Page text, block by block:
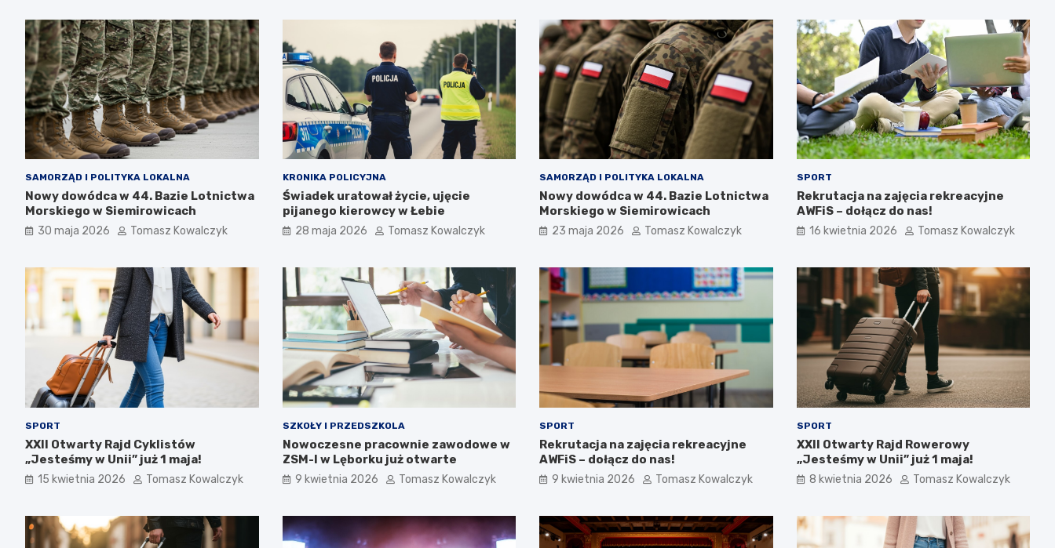
SAMORZĄD I POLITYKA LOKALNA
Nowy dowódca w 44. Bazie Lotnictwa
Morskiego w Siemirowicach
30 maja 2026 Tomasz Kowalczyk
KRONIKA POLICYJNA
Świadek uratował życie, ujęcie
pijanego kierowcy w Łebie
28 maja 2026 Tomasz Kowalczyk
SAMORZĄD I POLITYKA LOKALNA
Nowy dowódca w 44. Bazie Lotnictwa
Morskiego w Siemirowicach
23 maja 2026 Tomasz Kowalczyk
SPORT
Rekrutacja na zajęcia rekreacyjne
AWFiS – dołącz do nas!
16 kwietnia 2026 Tomasz Kowalczyk
SPORT
XXII Otwarty Rajd Cyklistów
„Jesteśmy w Unii” już 1 maja!
15 kwietnia 2026 Tomasz Kowalczyk
SZKOŁY I PRZEDSZKOLA
Nowoczesne pracownie zawodowe w
ZSM-I w Lęborku już otwarte
9 kwietnia 2026 Tomasz Kowalczyk
SPORT
Rekrutacja na zajęcia rekreacyjne
AWFiS – dołącz do nas!
9 kwietnia 2026 Tomasz Kowalczyk
SPORT
XXII Otwarty Rajd Rowerowy
„Jesteśmy w Unii” już 1 maja!
8 kwietnia 2026 Tomasz Kowalczyk